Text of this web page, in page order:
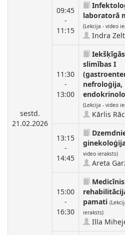
sestd.
21.02.2026
09:45
-
11:15
laboratorā
(Lekcija - video
Indra
11:30
-
13:00
Iekšķīgās
slimības I
nefroloģija,
(Lekcija - video
Kārlis
13:15
-
14:45
video ieraksts)
Areta
15:00
-
16:30
pamati
ieraksts)
Illa